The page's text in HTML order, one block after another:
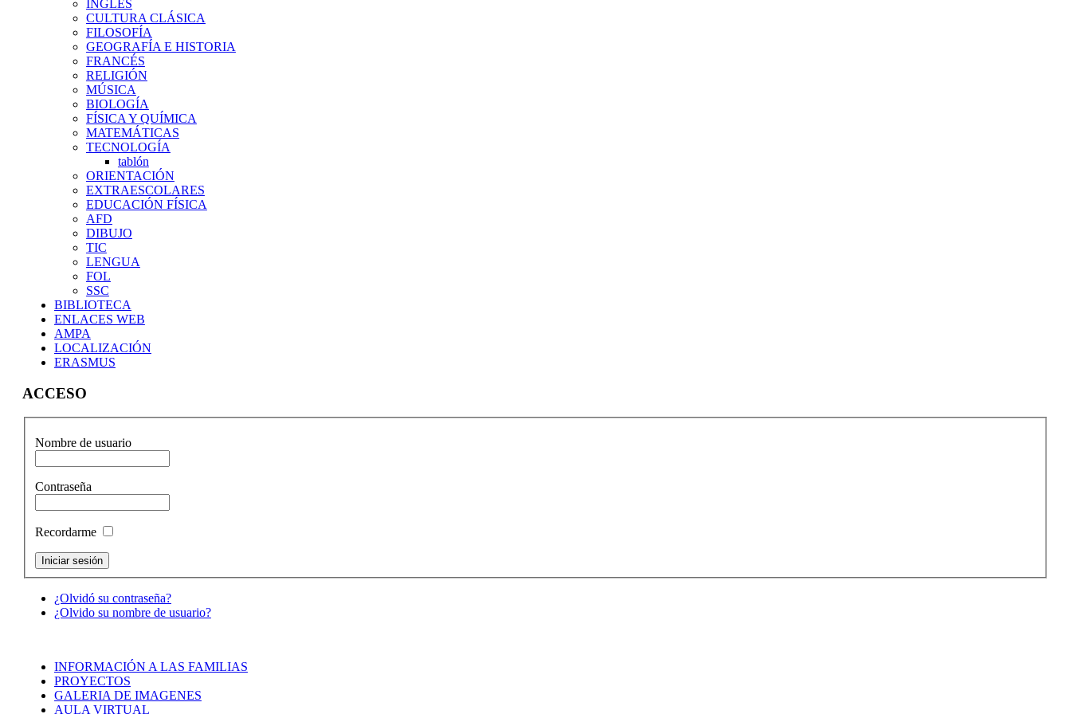
INGLÉS
CULTURA CLÁSICA
FILOSOFÍA
GEOGRAFÍA E HISTORIA
FRANCÉS
RELIGIÓN
MÚSICA
BIOLOGÍA
FÍSICA Y QUÍMICA
MATEMÁTICAS
TECNOLOGÍA
tablón
ORIENTACIÓN
EXTRAESCOLARES
EDUCACIÓN FÍSICA
AFD
DIBUJO
TIC
LENGUA
FOL
SSC
BIBLIOTECA
ENLACES WEB
AMPA
LOCALIZACIÓN
ERASMUS
ACCESO
Nombre de usuario
Contraseña
Recordarme
¿Olvidó su contraseña?
¿Olvido su nombre de usuario?
INFORMACIÓN A LAS FAMILIAS
PROYECTOS
GALERIA DE IMAGENES
AULA VIRTUAL